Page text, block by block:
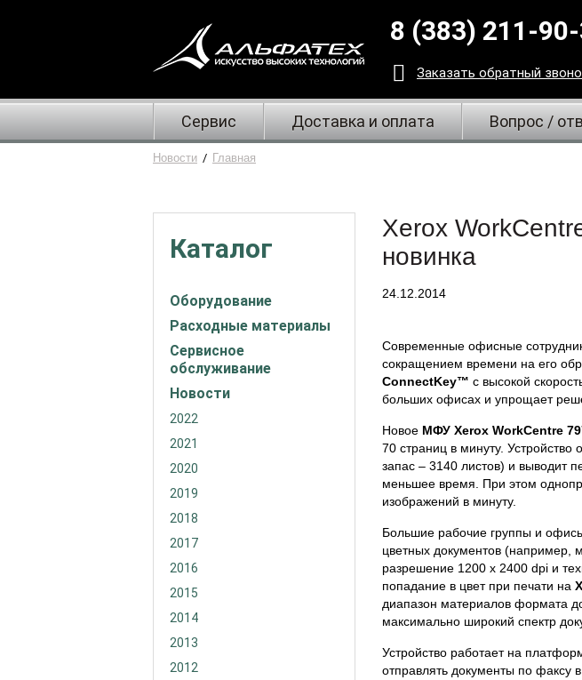
8 (383) 211-
Заказать обратный
Сервис Доставка и оплата Вопрос /
Новости / Главная
Каталог
Оборудование
Расходные материалы
Сервисное
обслуживание
Новости
2022
2021
2020
2019
2018
2017
2016
2015
2014
2013
2012
Xerox
новинка
24.12.2014
Современные офисные
сокращением времени на его
ConnectKey™ с высокой
больших офисах и упрощает
Новое МФУ Xerox WorkCentre
70 страниц в минуту.
запас – 3140 листов) и выводит
меньшее время. При этом
изображений в минуту.
Большие рабочие группы и
цветных документов (например,
разрешение 1200 x 2400 dpi и
попадание в цвет при печати на
диапазон материалов формата
максимально широкий спектр
Устройство работает на
отправлять документы по